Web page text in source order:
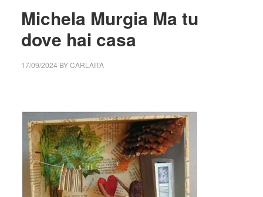
Michela Murgia Ma tu
dove hai casa
17/09/2024 BYCARLAITA